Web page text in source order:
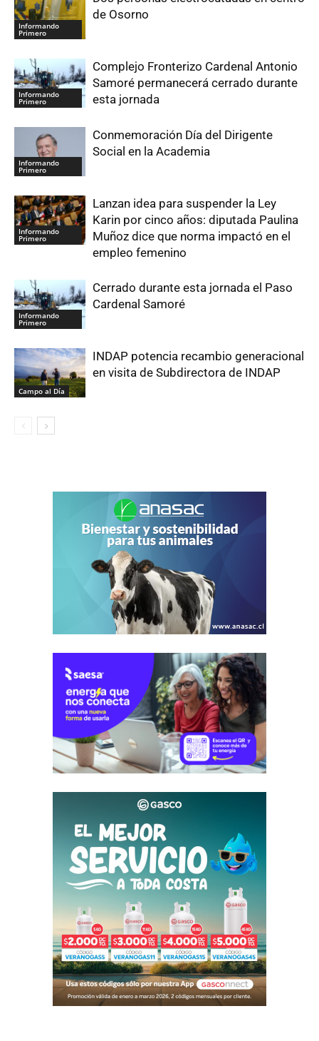
Informando
Primero
de Osorno
Informando
Primero
Complejo Fronterizo Cardenal Antonio
Samoré permanecerá cerrado durante
esta jornada
Informando
Primero
Conmemoración Día del Dirigente
Social en la Academia
Informando
Primero
Lanzan idea para suspender la Ley
Karin por cinco años: diputada Paulina
Muñoz dice que norma impactó en el
empleo femenino
Informando
Primero
Cerrado durante esta jornada el Paso
Cardenal Samoré
Campo al Día
INDAP potencia recambio generacional
en visita de Subdirectora de INDAP